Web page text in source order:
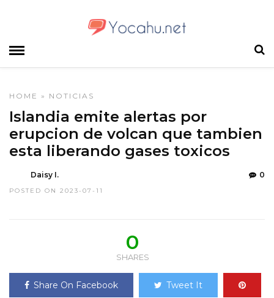
HOME » NOTICIAS
Islandia emite alertas por
erupcion de volcan que tambien
esta liberando gases toxicos
Daisy I.
POSTED ON 2023-07-11
0
0
SHARES
Share On Facebook Tweet It